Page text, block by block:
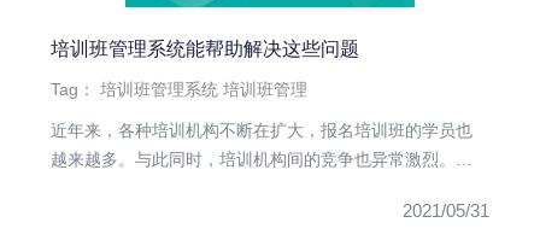
培训班管理系统能帮助解决这些问题
Tag：培训班管理系统 培训班管理
近年来，各种培训机构不断在扩大，报名培训班的学员也
越来越多。与此同时，培训机构间的竞争也异常激烈。依
2021/05/31